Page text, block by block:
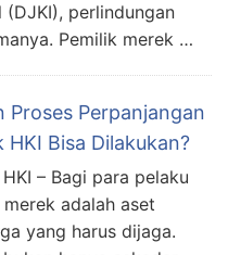
(DJKI), perlindungan
Pemilik merek …
Proses Perpanjangan
HKI Bisa Dilakukan?
– Bagi para pelaku
merek adalah aset
yang harus dijaga.